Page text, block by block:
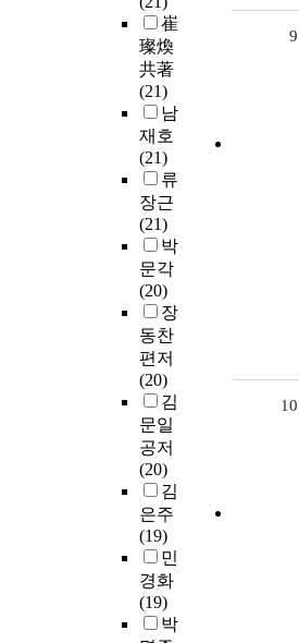
崔
璨煥
共著
(21)
남
재호
(21)
류
장근
(21)
박
문각
(20)
장
동찬
편저
(20)
김
문일
공저
(20)
김
은주
(19)
민
경화
(19)
박
9
10